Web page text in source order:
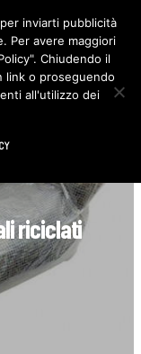
F
c
e
b
o
I
n
s
t
riciclati
inviarti pubblicità
Per avere maggiori
Chiudendo il
link o proseguendo
all'utilizzo dei